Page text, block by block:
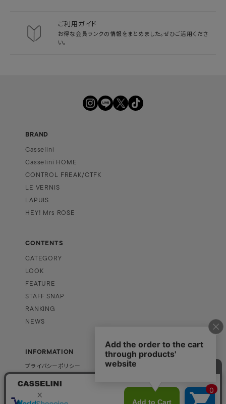
ご利用ガイド
お得な会員ランクの情報をまとめました。ぜひご活用くださ
い。
BRAND
Casselini
Casselini HOME
CONTROL FREAK/CTFK
LE VERNIS
LAPUIS
HEY! Mrs ROSE
CONTENTS
CATEGORY
LOOK
FEATURE
STAFF SNAP
RANKING
NEWS
INFORMATION
プライバシーポリシー
PAGE TOP